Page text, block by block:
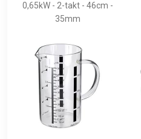
0,65kW - 2-takt - 46cm -
35mm